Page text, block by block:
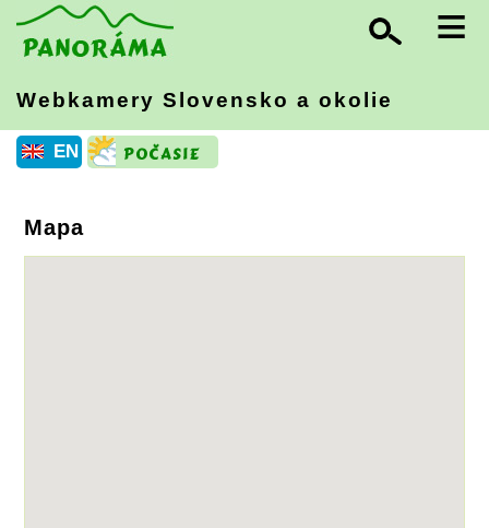
≡
Webkamery Slovensko a okolie
EN
Mapa